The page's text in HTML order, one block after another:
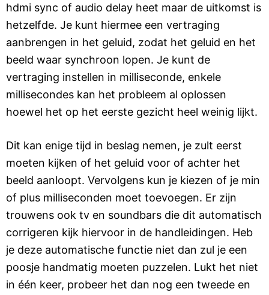
hdmi sync of audio delay heet maar de uitkomst is
hetzelfde. Je kunt hiermee een vertraging
aanbrengen in het geluid, zodat het geluid en het
beeld waar synchroon lopen. Je kunt de
vertraging instellen in milliseconde, enkele
millisecondes kan het probleem al oplossen
hoewel het op het eerste gezicht heel weinig lijkt.
Dit kan enige tijd in beslag nemen, je zult eerst
moeten kijken of het geluid voor of achter het
beeld aanloopt. Vervolgens kun je kiezen of je min
of plus milliseconden moet toevoegen. Er zijn
trouwens ook tv en soundbars die dit automatisch
corrigeren kijk hiervoor in de handleidingen. Heb
je deze automatische functie niet dan zul je een
poosje handmatig moeten puzzelen. Lukt het niet
in één keer, probeer het dan nog een tweede en